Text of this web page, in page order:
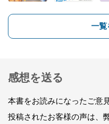
一覧
感想を送る
本書をお読みになったご意
投稿されたお客様の声は、